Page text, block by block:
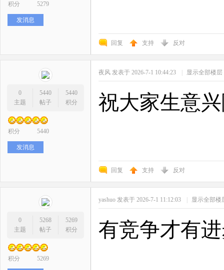
积分 5279
发消息
回复 支持 反对
0
主题
5440
帖子
5440
积分
积分 5440
发消息
夜风 发表于 2026-7-1 10:44:23 | 显示全部楼层
祝大家生意
回复 支持 反对
0
主题
5268
帖子
5269
积分
积分 5269
yashuo 发表于 2026-7-1 11:12:03 | 显示全部楼
有竞争才有